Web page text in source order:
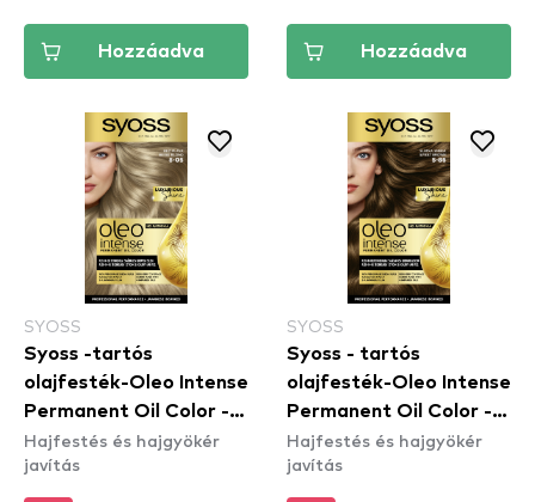
Hozzáadva Hozzáadva
SYOSS
Syoss -tartós
olajfesték-Oleo Intense
Permanent Oil Color -
8-05 Beige Bliond
Hajfestés és hajgyökér
javítás
SYOSS
Syoss - tartós
olajfesték-Oleo Intense
Permanent Oil Color -
5-86 Sweet Brown
Hajfestés és hajgyökér
javítás